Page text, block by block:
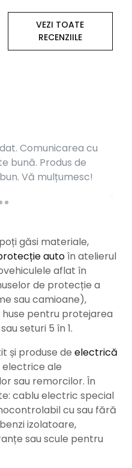
VEZI TOATE
RECENZIILE
Comunicarea cu
bună. Produs de
Vă mulțumesc!
găsi materiale,
autoîn atelierul
aflat în
de protecție a
sau camioane),
pentru protejarea
seturi 5 în 1.
și produse de electrică
ale
sau remorcilor. În
cablu electric special
cu sau fără
izolatoare,
sau scule pentru